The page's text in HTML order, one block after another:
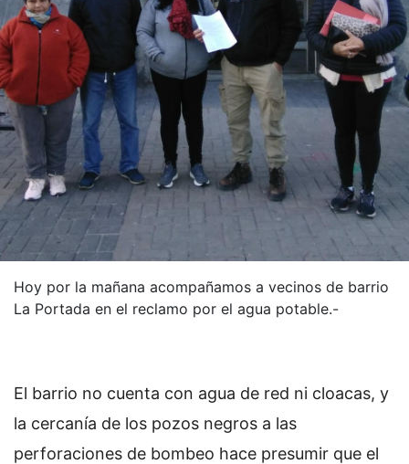
Hoy por la mañana acompañamos a vecinos de barrio
La Portada en el reclamo por el agua potable.-
El barrio no cuenta con agua de red ni cloacas, y
la cercanía de los pozos negros a las
perforaciones de bombeo hace presumir que el